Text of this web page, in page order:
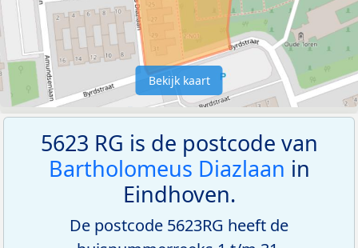
Bekijk kaart
5623 RG is de postcode van
Bartholomeus Diazlaan in
Eindhoven.
De postcode 5623RG heeft de